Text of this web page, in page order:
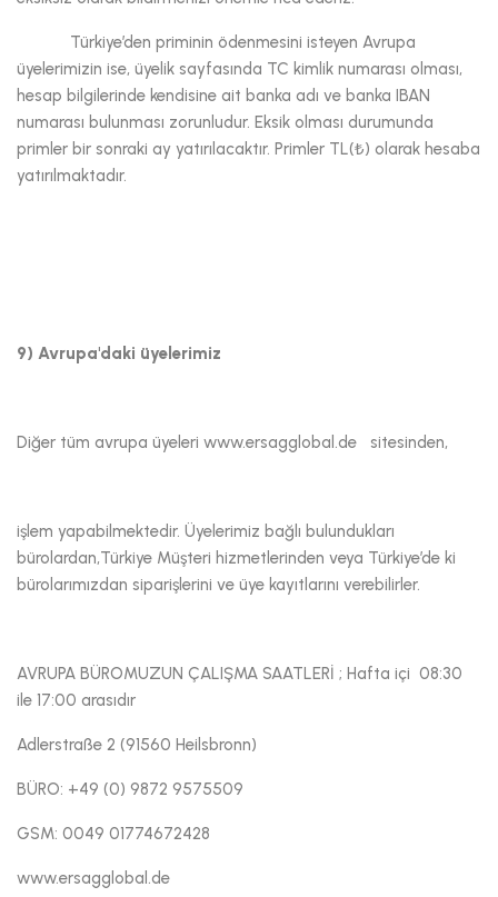
Türkiye’den priminin ödenmesini isteyen Avrupa
üyelerimizin ise, üyelik sayfasında TC kimlik numarası olması,
hesap bilgilerinde kendisine ait banka adı ve banka IBAN
numarası bulunması zorunludur. Eksik olması durumunda
primler bir sonraki ay yatırılacaktır. Primler TL(₺) olarak hesaba
yatırılmaktadır.
9) Avrupa'daki üyelerimiz
Diğer tüm avrupa üyeleri www.ersagglobal.de sitesinden,
işlem yapabilmektedir. Üyelerimiz bağlı bulundukları
bürolardan,Türkiye Müşteri hizmetlerinden veya Türkiye’de ki
bürolarımızdan siparişlerini ve üye kayıtlarını verebilirler.
AVRUPA BÜROMUZUN ÇALIŞMA SAATLERİ ; Hafta içi 08:30
ile 17:00 arasıdır
Adlerstraße 2 (91560 Heilsbronn)
BÜRO: +49 (0) 9872 9575509
GSM: 0049 01774672428
www.ersagglobal.de